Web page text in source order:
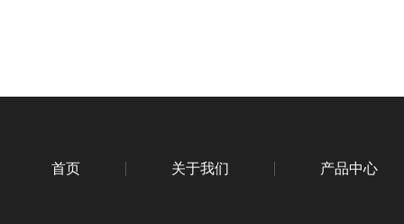
首页 关于我们 产品中心